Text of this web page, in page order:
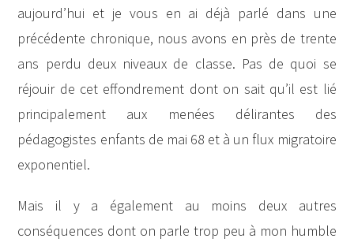
aujourd’hui et je vous en ai déjà parlé dans une
précédente chronique, nous avons en près de trente
ans perdu deux niveaux de classe. Pas de quoi se
réjouir de cet effondrement dont on sait qu’il est lié
principalement aux menées délirantes des
pédagogistes enfants de mai 68 et à un flux migratoire
exponentiel.
Mais il y a également au moins deux autres
conséquences dont on parle trop peu à mon humble